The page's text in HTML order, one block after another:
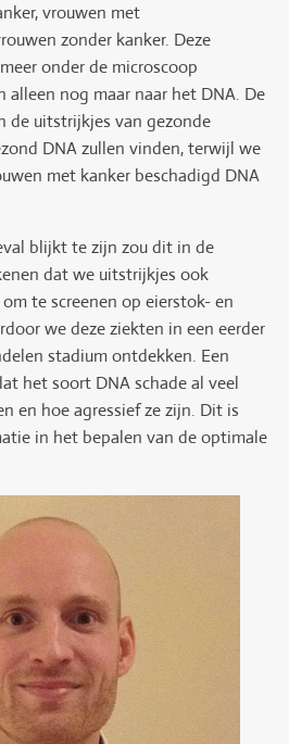
vrouwen met
zonder kanker. Deze
onder de microscoop
alleen nog maar naar het DNA. De
de uitstrijkjes van gezonde
DNA zullen vinden, terwijl we
met kanker beschadigd DNA
blijkt te zijn zou dit in de
dat we uitstrijkjes ook
te screenen op eierstok- en
we deze ziekten in een eerder
stadium ontdekken. Een
het soort DNA schade al veel
en hoe agressief ze zijn. Dit is
in het bepalen van de optimale